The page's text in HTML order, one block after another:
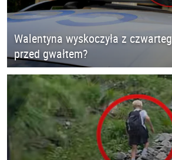
Walentyna wyskoczyła z
przed gwałtem?